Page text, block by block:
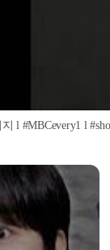
l #MBCevery1 l